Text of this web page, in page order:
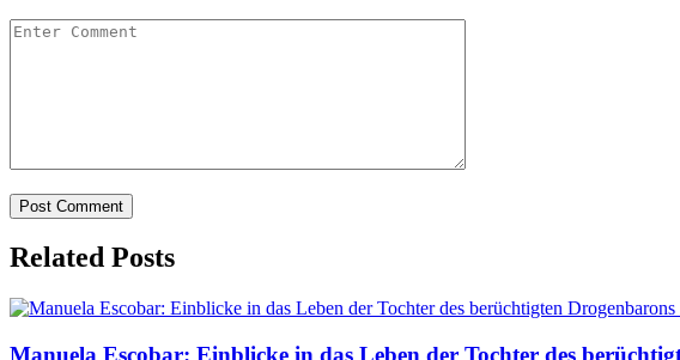
Related Posts
Manuela Escobar: Einblicke in das Leben der Tochter des